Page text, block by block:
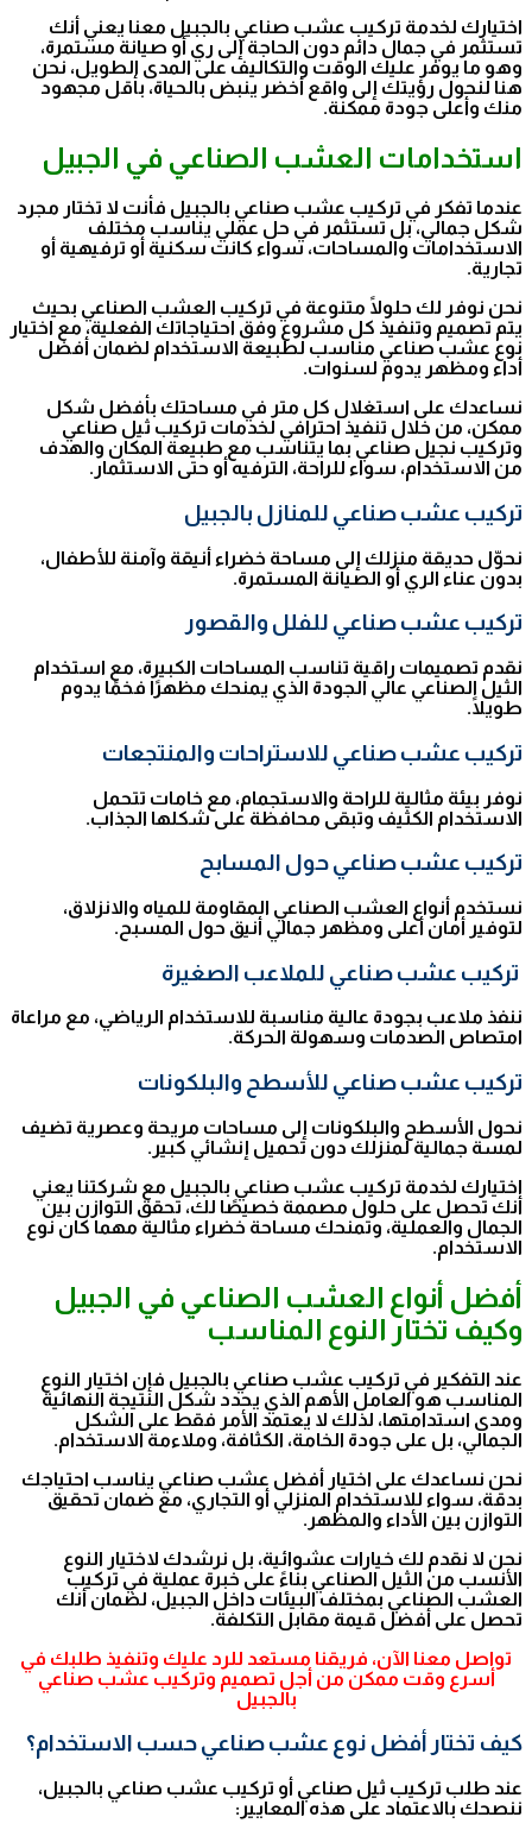
اختيارك لخدمة تركيب عشب صناعي بالجبيل معنا يعني أنك
تستثمر في جمال دائم دون الحاجة إلى ري أو صيانة مستمرة،
وهو ما يوفر عليك الوقت والتكاليف على المدى الطويل، نحن
هنا لنحول رؤيتك إلى واقع أخضر ينبض بالحياة، بأقل مجهود
منك وأعلى جودة ممكنة.
استخدامات العشب الصناعي في الجبيل
عندما تفكر في تركيب عشب صناعي بالجبيل فأنت لا تختار مجرد
شكل جمالي، بل تستثمر في حل عملي يناسب مختلف
الاستخدامات والمساحات، سواء كانت سكنية أو ترفيهية أو
تجارية.
نحن نوفر لك حلولًا متنوعة في تركيب العشب الصناعي بحيث
يتم تصميم وتنفيذ كل مشروع وفق احتياجاتك الفعلية، مع اختيار
نوع عشب صناعي مناسب لطبيعة الاستخدام لضمان أفضل
أداء ومظهر يدوم لسنوات.
نساعدك على استغلال كل متر في مساحتك بأفضل شكل
ممكن، من خلال تنفيذ احترافي لخدمات تركيب ثيل صناعي
وتركيب نجيل صناعي بما يتناسب مع طبيعة المكان والهدف
من الاستخدام، سواء للراحة، الترفيه أو حتى الاستثمار.
تركيب عشب صناعي للمنازل بالجبيل
نحوّل حديقة منزلك إلى مساحة خضراء أنيقة وآمنة للأطفال،
بدون عناء الري أو الصيانة المستمرة.
تركيب عشب صناعي للفلل والقصور
نقدم تصميمات راقية تناسب المساحات الكبيرة، مع استخدام
الثيل الصناعي عالي الجودة الذي يمنحك مظهرًا فخمًا يدوم
طويلًا.
تركيب عشب صناعي للاستراحات والمنتجعات
نوفر بيئة مثالية للراحة والاستجمام، مع خامات تتحمل
الاستخدام الكثيف وتبقى محافظة على شكلها الجذاب.
تركيب عشب صناعي حول المسابح
نستخدم أنواع العشب الصناعي المقاومة للمياه والانزلاق،
لتوفير أمان أعلى ومظهر جمالي أنيق حول المسبح.
تركيب عشب صناعي للملاعب الصغيرة
ننفذ ملاعب بجودة عالية مناسبة للاستخدام الرياضي، مع مراعاة
امتصاص الصدمات وسهولة الحركة.
تركيب عشب صناعي للأسطح والبلكونات
نحول الأسطح والبلكونات إلى مساحات مريحة وعصرية تضيف
لمسة جمالية لمنزلك دون تحميل إنشائي كبير.
اختيارك لخدمة تركيب عشب صناعي بالجبيل مع شركتنا يعني
أنك تحصل على حلول مصممة خصيصًا لك، تحقق التوازن بين
الجمال والعملية، وتمنحك مساحة خضراء مثالية مهما كان نوع
الاستخدام.
أفضل أنواع العشب الصناعي في الجبيل
وكيف تختار النوع المناسب
عند التفكير في تركيب عشب صناعي بالجبيل فإن اختيار النوع
المناسب هو العامل الأهم الذي يحدد شكل النتيجة النهائية
ومدى استدامتها، لذلك لا يعتمد الأمر فقط على الشكل
الجمالي، بل على جودة الخامة، الكثافة، وملاءمة الاستخدام.
نحن نساعدك على اختيار أفضل عشب صناعي يناسب احتياجك
بدقة، سواء للاستخدام المنزلي أو التجاري، مع ضمان تحقيق
التوازن بين الأداء والمظهر.
نحن لا نقدم لك خيارات عشوائية، بل نرشدك لاختيار النوع
الأنسب من الثيل الصناعي بناءً على خبرة عملية في تركيب
العشب الصناعي بمختلف البيئات داخل الجبيل، لضمان أنك
تحصل على أفضل قيمة مقابل التكلفة.
تواصل معنا الآن، فريقنا مستعد للرد عليك وتنفيذ طلبك في
أسرع وقت ممكن من أجل تصميم وتركيب عشب صناعي
بالجبيل
كيف تختار أفضل نوع عشب صناعي حسب الاستخدام؟
عند طلب تركيب ثيل صناعي أو تركيب عشب صناعي بالجبيل،
ننصحك بالاعتماد على هذه المعايير: